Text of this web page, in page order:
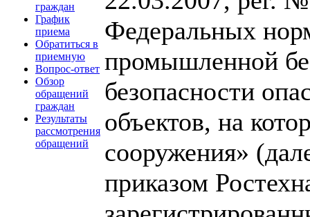
граждан
График
приема
Обратиться в
приемную
Вопрос-ответ
Обзор
обращений
граждан
Результаты
рассмотрения
обращений
Федеральных
промышленной
безопасности
объектов, на
сооружения»
приказом